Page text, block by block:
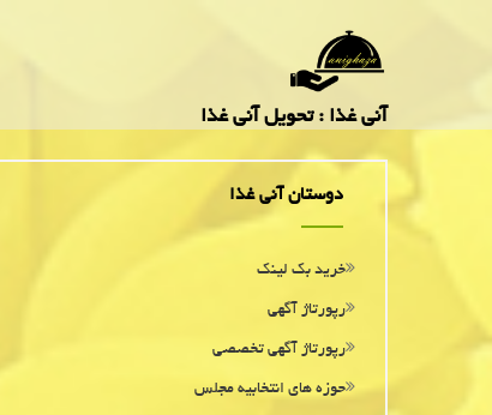
آنی غذا : تحویل آنی غذا
دوستان آنی غذا
خرید بک لینک
رپورتاژ آگهی
رپورتاژ آگهی تخصصی
حوزه های انتخابیه مجلس